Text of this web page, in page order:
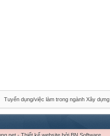
Tuyển dụng/việc làm trong ngành Xây dựng